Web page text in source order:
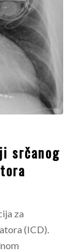
srčanog
za
(ICD).